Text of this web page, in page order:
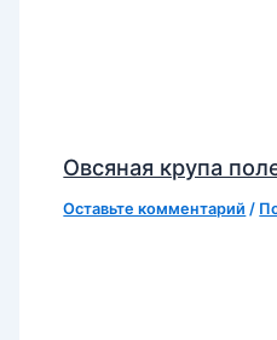
Овсяная крупа
Оставьте комментарий /